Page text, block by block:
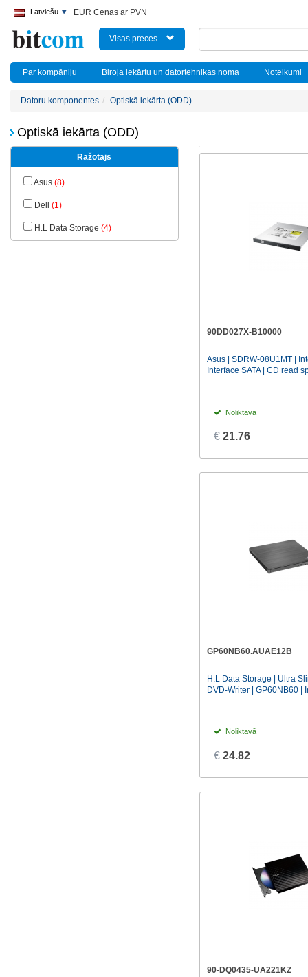
Latviešu EUR Cenas ar PVN
Visas preces
Par kompāniju Biroja iekārtu un datortehnikas noma Noteikumi
Datoru komponentes Optiskā iekārta (ODD)
Optiskā iekārta (ODD)
Ražotājs
Asus (8)
Dell (1)
H.L Data Storage (4)
90DD027X-B10000
Asus | SDRW-08U1MT |
Interface SATA | CD read
Noliktavā
€ 21.76
GP60NB60.AUAE12B
H.L Data Storage | Ultra
DVD-Writer | GP60NB60 |
Noliktavā
€ 24.82
90-DQ0435-UA221KZ